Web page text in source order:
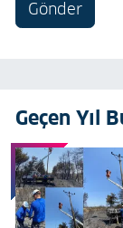
Gönder
Geçen Yıl